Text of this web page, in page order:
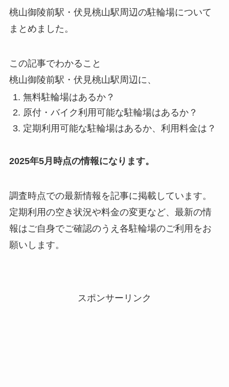
桃山御陵前駅・伏見桃山駅周辺の駐輪場について
まとめました。
この記事でわかること
桃山御陵前駅・伏見桃山駅周辺に、
無料駐輪場はあるか？
原付・バイク利用可能な駐輪場はあるか？
定期利用可能な駐輪場はあるか、利用料金は？
2025年5月時点の情報になります。
調査時点での最新情報を記事に掲載しています。
定期利用の空き状況や料金の変更など、最新の情
報はご自身でご確認のうえ各駐輪場のご利用をお
願いします。
スポンサーリンク